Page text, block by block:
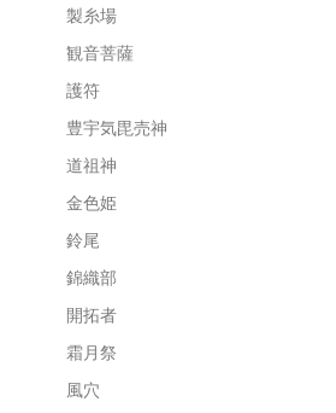
製糸場
観音菩薩
護符
豊宇気毘売神
道祖神
金色姫
鈴尾
錦織部
開拓者
霜月祭
風穴